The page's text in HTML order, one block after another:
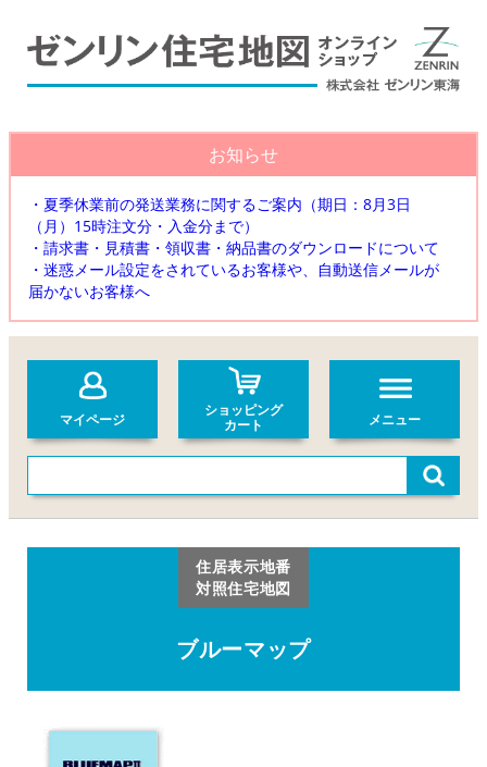
お知らせ
・夏季休業前の発送業務に関するご案内（期日：8月3日
（月）15時注文分・入金分まで）
・請求書・見積書・領収書・納品書のダウンロードについて
・迷惑メール設定をされているお客様や、自動送信メールが
届かないお客様へ
マイページ
ショッピング
カート
メニュー
住居表示地番
対照住宅地図
ブルーマップ